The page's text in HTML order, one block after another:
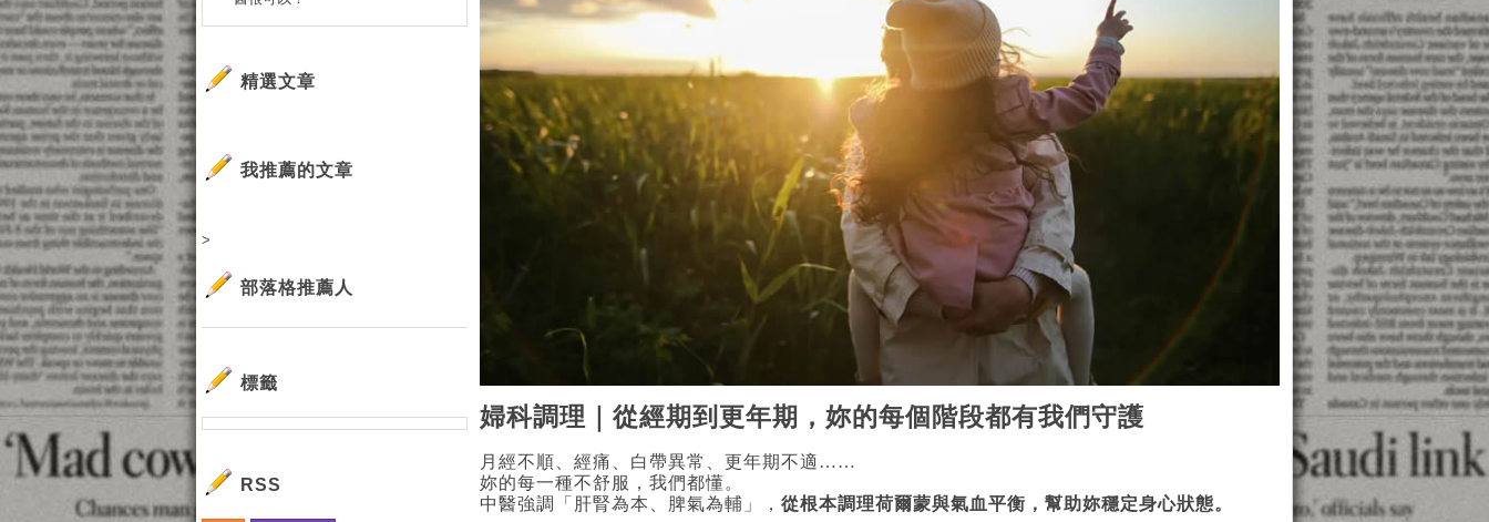
婦科調理｜從經期到更年期，妳的每個階段都有我們守護
月經不順、經痛、白帶異常、更年期不適……
妳的每一種不舒服，我們都懂。
中醫強調「肝腎為本、脾氣為輔」， 從根本調理荷爾蒙與氣血平衡，幫助妳穩定身心狀態。
精選文章
我推薦的文章
>
部落格推薦人
標籤
RSS